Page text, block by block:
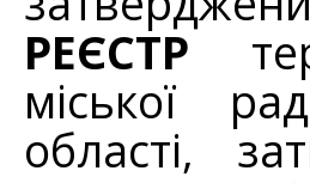
РЕЄСТР
міської
області,